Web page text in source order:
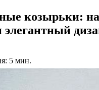
козырьки:
элегантный
5 мин.